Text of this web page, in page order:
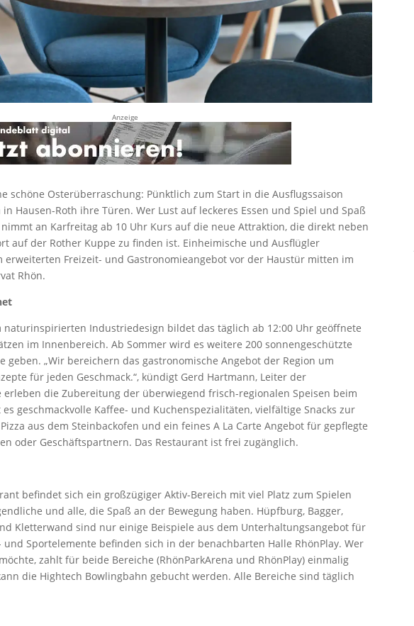
Anzeige
schöne Osterüberraschung: Pünktlich zum Start in die Ausflugssaison
Hausen-Roth ihre Türen. Wer Lust auf leckeres Essen und Spiel und Spaß
an Karfreitag ab 10 Uhr Kurs auf die neue Attraktion, die direkt neben
auf der Rother Kuppe zu finden ist. Einheimische und Ausflügler
Freizeit- und Gastronomieangebot vor der Haustür mitten im
Rhön.
naturinspirierten Industriedesign bildet das täglich ab 12:00 Uhr geöffnete
im Innenbereich. Ab Sommer wird es weitere 200 sonnengeschützte
geben. „Wir bereichern das gastronomische Angebot der Region um
für jeden Geschmack.“, kündigt Gerd Hartmann, Leiter der
erleben die Zubereitung der überwiegend frisch-regionalen Speisen beim
geschmackvolle Kaffee- und Kuchenspezialitäten, vielfältige Snacks zur
aus dem Steinbackofen und ein feines A La Carte Angebot für gepflegte
oder Geschäftspartnern. Das Restaurant ist frei zugänglich.
befindet sich ein großzügiger Aktiv-Bereich mit viel Platz zum Spielen
und alle, die Spaß an der Bewegung haben. Hüpfburg, Bagger,
Kletterwand sind nur einige Beispiele aus dem Unterhaltungsangebot für
und Sportelemente befinden sich in der benachbarten Halle RhönPlay. Wer
zahlt für beide Bereiche (RhönParkArena und RhönPlay) einmalig
die Hightech Bowlingbahn gebucht werden. Alle Bereiche sind täglich